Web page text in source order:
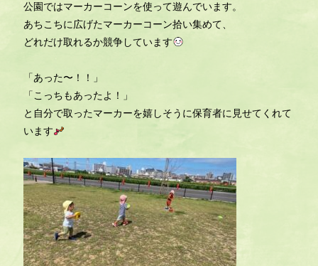
公園ではマーカーコーンを使って遊んでいます。
あちこちに広げたマーカーコーン拾い集めて、
どれだけ取れるか競争しています
「あった〜！！」
「こっちもあったよ！」
と自分で取ったマーカーを嬉しそうに保育者に見せてくれて
います